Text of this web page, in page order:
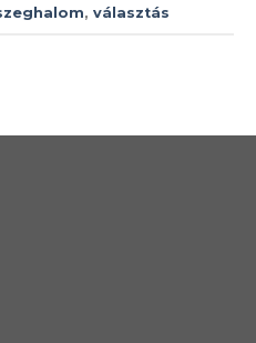
, választás